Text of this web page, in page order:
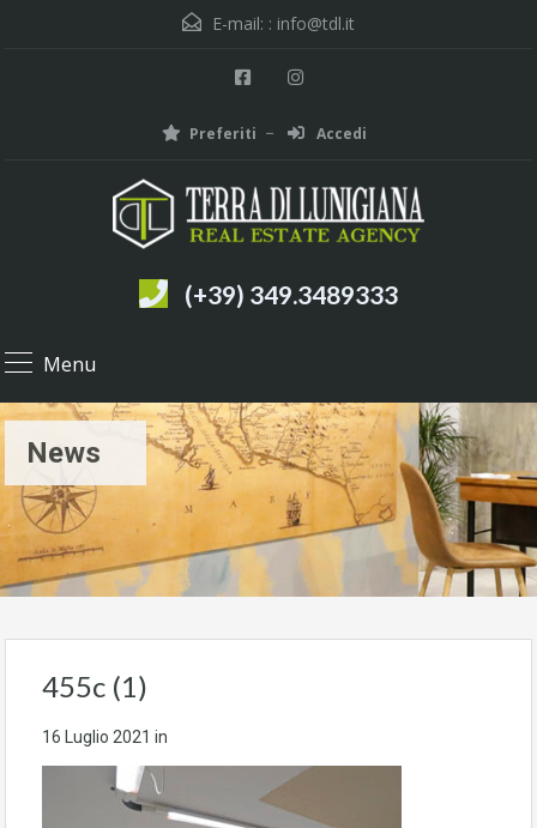
E-mail: : info@tdl.it
Preferiti Accedi
(+39) 349.3489333
Menu
News
455c (1)
16 Luglio 2021 in